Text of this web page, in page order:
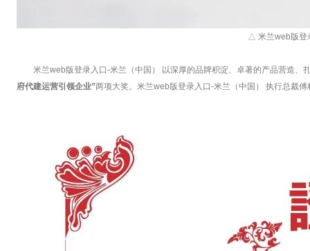
△ 米兰web版登
米兰web版登录入口-米兰（中国） 以深厚的品牌积淀、卓著的产品营造、
府代建运营引领企业”两项大奖。米兰web版登录入口-米兰（中国） 执行总裁